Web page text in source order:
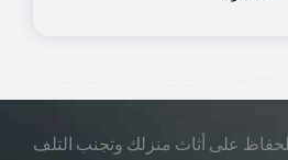
على أثاث منزلك وتجنب التلف